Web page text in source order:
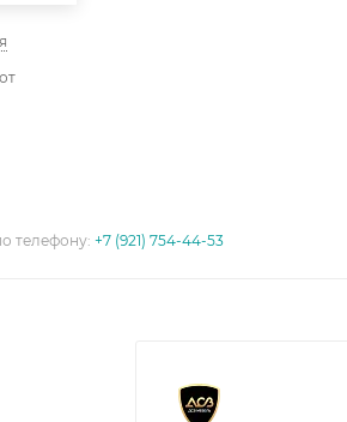
телефону:+7 (921) 754-44-53